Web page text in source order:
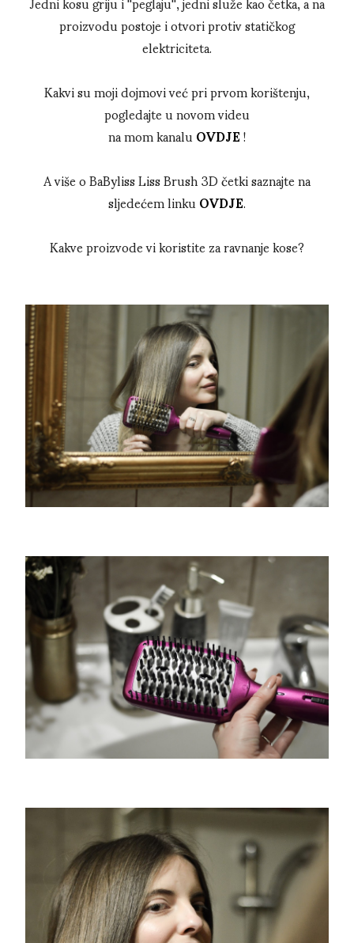
proizvodu postoje i otvori protiv statičkog
elektriciteta.
Kakvi su moji dojmovi već pri prvom korištenju,
pogledajte u novom videu
na mom kanaluOVDJE!
A više o BaByliss Liss Brush 3D četki saznajte na
sljedećem linkuOVDJE.
Kakve proizvode vi koristite za ravnanje kose?